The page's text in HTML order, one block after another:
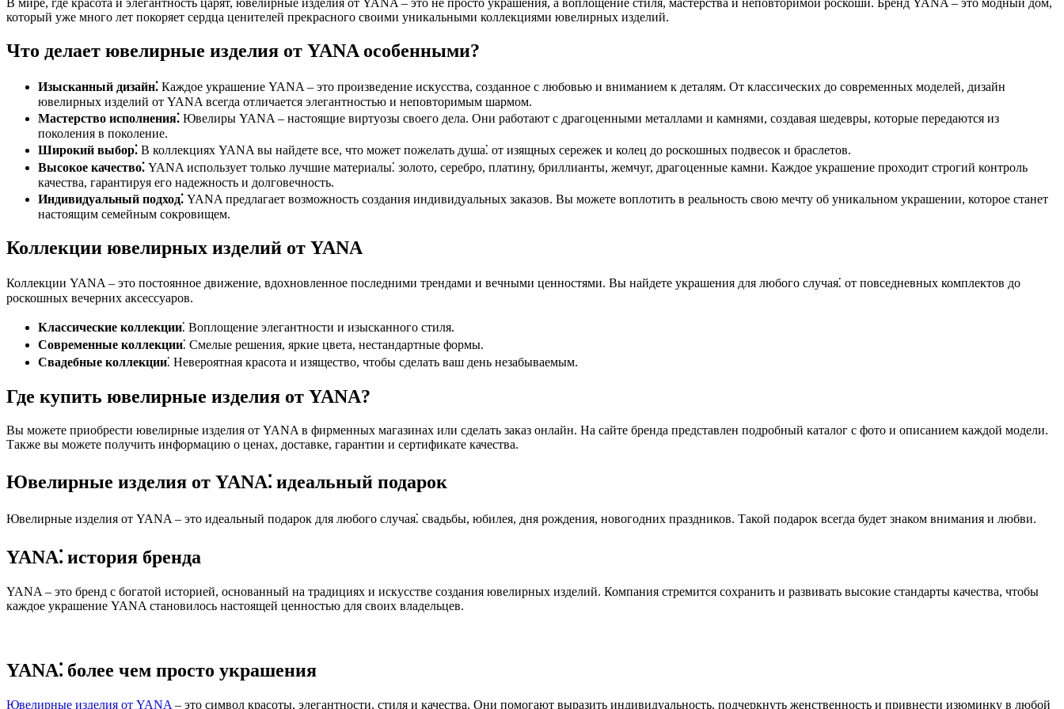
который уже много лет покоряет сердца ценителей прекрасного своими уникальными коллекциями ювелирных изделий.
Что делает ювелирные изделия от YANA особенными?
Изысканный дизайн⁚ Каждое украшение YANA – это произведение искусства, созданное с любовью и вниманием к деталям. От классических до современных моделей, дизайн
ювелирных изделий от YANA всегда отличается элегантностью и неповторимым шармом.
Мастерство исполнения⁚ Ювелиры YANA – настоящие виртуозы своего дела. Они работают с драгоценными металлами и камнями, создавая шедевры, которые передаются из
поколения в поколение.
Широкий выбор⁚ В коллекциях YANA вы найдете все, что может пожелать душа⁚ от изящных сережек и колец до роскошных подвесок и браслетов.
Высокое качество⁚ YANA использует только лучшие материалы⁚ золото, серебро, платину, бриллианты, жемчуг, драгоценные камни. Каждое украшение проходит строгий контроль
качества, гарантируя его надежность и долговечность.
Индивидуальный подход⁚ YANA предлагает возможность создания индивидуальных заказов. Вы можете воплотить в реальность свою мечту об уникальном украшении, которое станет
настоящим семейным сокровищем.
Коллекции ювелирных изделий от YANA
Коллекции YANA – это постоянное движение, вдохновленное последними трендами и вечными ценностями. Вы найдете украшения для любого случая⁚ от повседневных комплектов до
роскошных вечерних аксессуаров.
Классические коллекции⁚ Воплощение элегантности и изысканного стиля.
Современные коллекции⁚ Смелые решения, яркие цвета, нестандартные формы.
Свадебные коллекции⁚ Невероятная красота и изящество, чтобы сделать ваш день незабываемым.
Где купить ювелирные изделия от YANA?
Вы можете приобрести ювелирные изделия от YANA в фирменных магазинах или сделать заказ онлайн. На сайте бренда представлен подробный каталог с фото и описанием каждой модели.
Также вы можете получить информацию о ценах, доставке, гарантии и сертификате качества.
Ювелирные изделия от YANA⁚ идеальный подарок
Ювелирные изделия от YANA – это идеальный подарок для любого случая⁚ свадьбы, юбилея, дня рождения, новогодних праздников. Такой подарок всегда будет знаком внимания и любви.
YANA⁚ история бренда
YANA – это бренд с богатой историей, основанный на традициях и искусстве создания ювелирных изделий. Компания стремится сохранить и развивать высокие стандарты качества, чтобы
каждое украшение YANA становилось настоящей ценностью для своих владельцев.
YANA⁚ более чем просто украшения
Ювелирные изделия от YANA – это символ красоты, элегантности, стиля и качества. Они помогают выразить индивидуальность, подчеркнуть женственность и привнести изюминку в любой